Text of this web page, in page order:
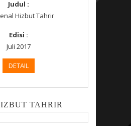
Judul :
Hizbut Tahrir
Edisi :
Juli 2017
DETAIL
TAHRIR